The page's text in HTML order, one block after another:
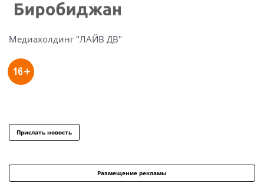
Медиахолдинг "ЛАЙВ ДВ"
Прислать новость
Размещение рекламы